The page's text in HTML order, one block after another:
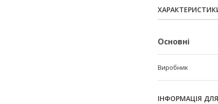
Основні
Виробник
ІНФОРМАЦІЯ